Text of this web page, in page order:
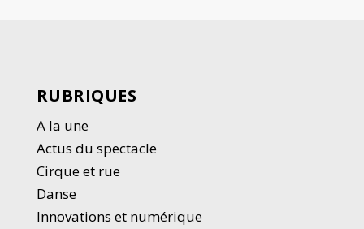
RUBRIQUES
A la une
Actus du spectacle
Cirque et rue
Danse
Innovations et numérique